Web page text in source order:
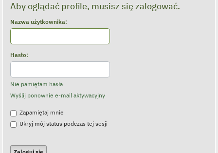
Aby oglądać profile, musisz się zalogować.
Nazwa użytkownika:
Hasło:
Nie pamiętam hasła
Wyślij ponownie e-mail aktywacyjny
Zapamiętaj mnie
Ukryj mój status podczas tej sesji